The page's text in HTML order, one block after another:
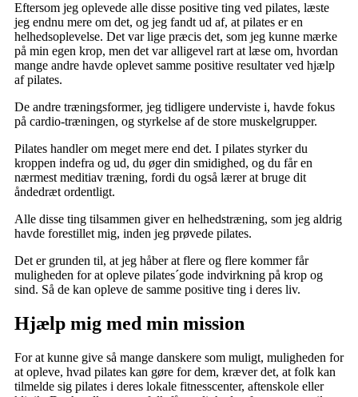
Eftersom jeg oplevede alle disse positive ting ved pilates, læste
jeg endnu mere om det, og jeg fandt ud af, at pilates er en
helhedsoplevelse. Det var lige præcis det, som jeg kunne mærke
på min egen krop, men det var alligevel rart at læse om, hvordan
mange andre havde oplevet samme positive resultater ved hjælp
af pilates.
De andre træningsformer, jeg tidligere underviste i, havde fokus
på cardio-træningen, og styrkelse af de store muskelgrupper.
Pilates handler om meget mere end det. I pilates styrker du
kroppen indefra og ud, du øger din smidighed, og du får en
nærmest meditiav træning, fordi du også lærer at bruge dit
åndedræt ordentligt.
Alle disse ting tilsammen giver en helhedstræning, som jeg aldrig
havde forestillet mig, inden jeg prøvede pilates.
Det er grunden til, at jeg håber at flere og flere kommer får
muligheden for at opleve pilates´gode indvirkning på krop og
sind. Så de kan opleve de samme positive ting i deres liv.
Hjælp mig med min mission
For at kunne give så mange danskere som muligt, muligheden for
at opleve, hvad pilates kan gøre for dem, kræver det, at folk kan
tilmelde sig pilates i deres lokale fitnesscenter, aftenskole eller